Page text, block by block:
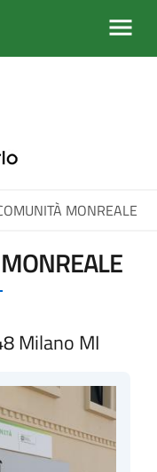
MONREALE
Milano MI